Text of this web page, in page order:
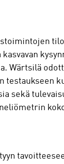
Wärtsilä
sekä
neliömetrin